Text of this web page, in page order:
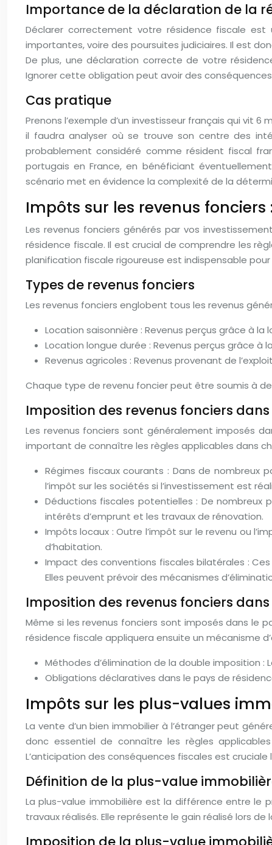
Importance de la déclaration de la
Déclarer correctement votre résidence fiscale
importantes, voire des poursuites judiciaires. Il est
De plus, une déclaration correcte de votre
Ignorer cette obligation peut avoir des
Cas pratique
Prenons l’exemple d’un investisseur français qui vit
il faudra analyser où se trouve son centre des
probablement considéré comme résident fiscal
portugais en France, en bénéficiant
scénario met en évidence la complexité de la
Impôts sur les revenus
Les revenus fonciers générés par vos
résidence fiscale. Il est crucial de comprendre les
planification fiscale rigoureuse est indispensable
Types de revenus fonciers
Les revenus fonciers englobent tous les revenus
Location saisonnière : Revenus perçus grâce à
Location longue durée : Revenus perçus grâce à
Revenus agricoles : Revenus provenant de
Chaque type de revenu foncier peut être soumis à
Imposition des revenus fonciers
Les revenus fonciers sont généralement imposés
important de connaître les règles applicables dans
Régimes fiscaux courants : Dans de nombreux
l’impôt sur les sociétés si l’investissement est
Déductions fiscales potentielles : De
intérêts d’emprunt et les travaux de rénovation.
Impôts locaux : Outre l’impôt sur le revenu ou
d’habitation.
Impact des conventions fiscales bilatérales :
Elles peuvent prévoir des mécanismes
Imposition des revenus fonciers
Même si les revenus fonciers sont imposés dans le
résidence fiscale appliquera ensuite un mécanisme
Méthodes d’élimination de la double imposition
Obligations déclaratives dans le pays de
Impôts sur les plus-values
La vente d’un bien immobilier à l’étranger peut
donc essentiel de connaître les règles
L’anticipation des conséquences fiscales est
Définition de la plus-value
La plus-value immobilière est la différence entre le
travaux réalisés. Elle représente le gain réalisé lors de